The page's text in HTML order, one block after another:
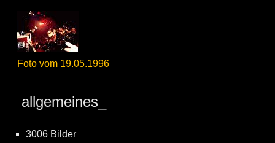
Foto vom 19.05.1996
allgemeines_
3006 Bilder